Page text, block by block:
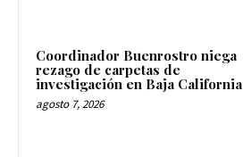
Coordinador Buenrostro niega
rezago de carpetas de
investigación en Baja California
agosto 7, 2026